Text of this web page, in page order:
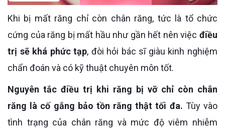
Khi bị mất răng chỉ còn chân răng, tức là tổ chức
cứng của răng bị mất hầu như gần hết nên việc điều
trị sẽ khá phức tạp, đòi hỏi bác sĩ giàu kinh nghiệm
chẩn đoán và có kỹ thuật chuyên môn tốt.
Nguyên tắc điều trị khi răng bị vỡ chỉ còn chân
răng là cố gắng bảo tồn răng thật tối đa. Tùy vào
tình trạng của chân răng và mức độ viêm nhiễm